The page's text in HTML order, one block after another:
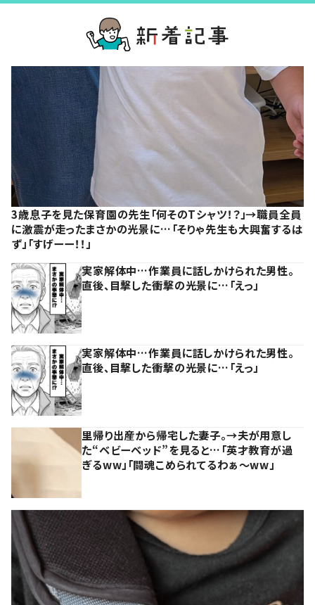
3歳息子を見た保育園の先生「何そのTシャツ！？」→職員全員
に激震が走ったまさかの光景に…「そりゃ先生も大興奮するは
ず」「すげーー！！」
実家解体中…作業員に話しかけられた男性。
直後、目撃した衝撃の光景に…「えっ」
実家解体中…作業員に話しかけられた男性。
直後、目撃した衝撃の光景に…「えっ」
里帰り出産から帰宅した妻子。→夫が用意し
た“ベビーベッド”を見ると…「英才教育が過
ぎるww」「闘魂こめられてるわぁ～ww」